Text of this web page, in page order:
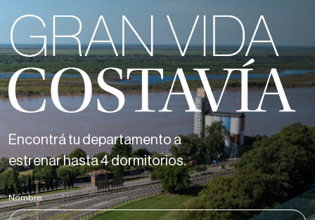
Encontrá tu departamento a
estrenar hasta 4 dormitorios.
Nombre*